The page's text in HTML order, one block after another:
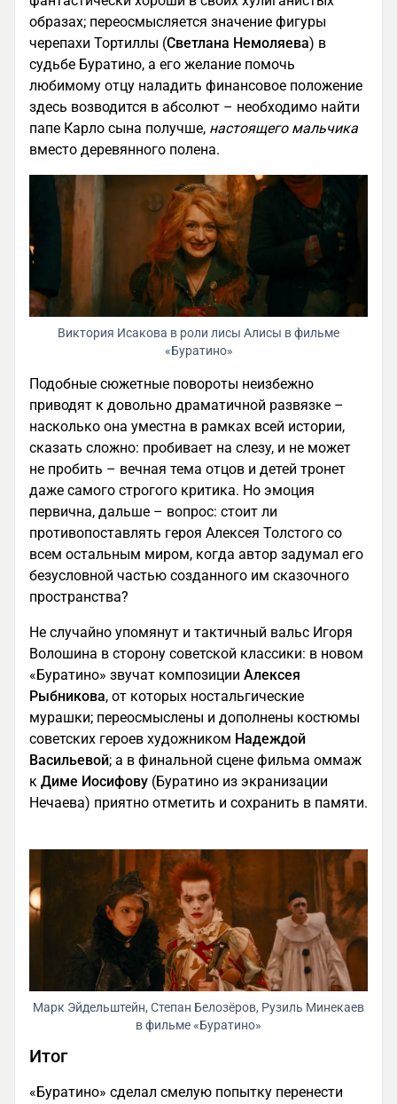
образах; переосмысляется значение фигуры
черепахи Тортиллы (Светлана Немоляева) в
судьбе Буратино, а его желание помочь
любимому отцу наладить финансовое положение
здесь возводится в абсолют – необходимо найти
папе Карло сына получше, настоящего мальчика
вместо деревянного полена.
Виктория Исакова в роли лисы Алисы в фильме
«Буратино»
Подобные сюжетные повороты неизбежно
приводят к довольно драматичной развязке –
насколько она уместна в рамках всей истории,
сказать сложно: пробивает на слезу, и не может
не пробить – вечная тема отцов и детей тронет
даже самого строгого критика. Но эмоция
первична, дальше – вопрос: стоит ли
противопоставлять героя Алексея Толстого со
всем остальным миром, когда автор задумал его
безусловной частью созданного им сказочного
пространства?
Не случайно упомянут и тактичный вальс Игоря
Волошина в сторону советской классики: в новом
«Буратино» звучат композиции Алексея
Рыбникова, от которых ностальгические
мурашки; переосмыслены и дополнены костюмы
советских героев художником Надеждой
Васильевой; а в финальной сцене фильма оммаж
к Диме Иосифову (Буратино из экранизации
Нечаева) приятно отметить и сохранить в памяти.
Марк Эйдельштейн, Степан Белозёров, Рузиль Минекаев
в фильме «Буратино»
Итог
«Буратино» сделал смелую попытку перенести